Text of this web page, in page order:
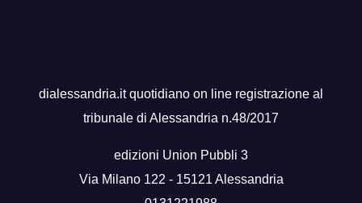
dialessandria.it quotidiano on line registrazione al
tribunale di Alessandria n.48/2017
edizioni Union Pubbli 3
Via Milano 122 - 15121 Alessandria